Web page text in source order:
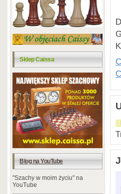
Sklep Caissa
Blog na YouTube
"Szachy w moim życiu" na
YouTube